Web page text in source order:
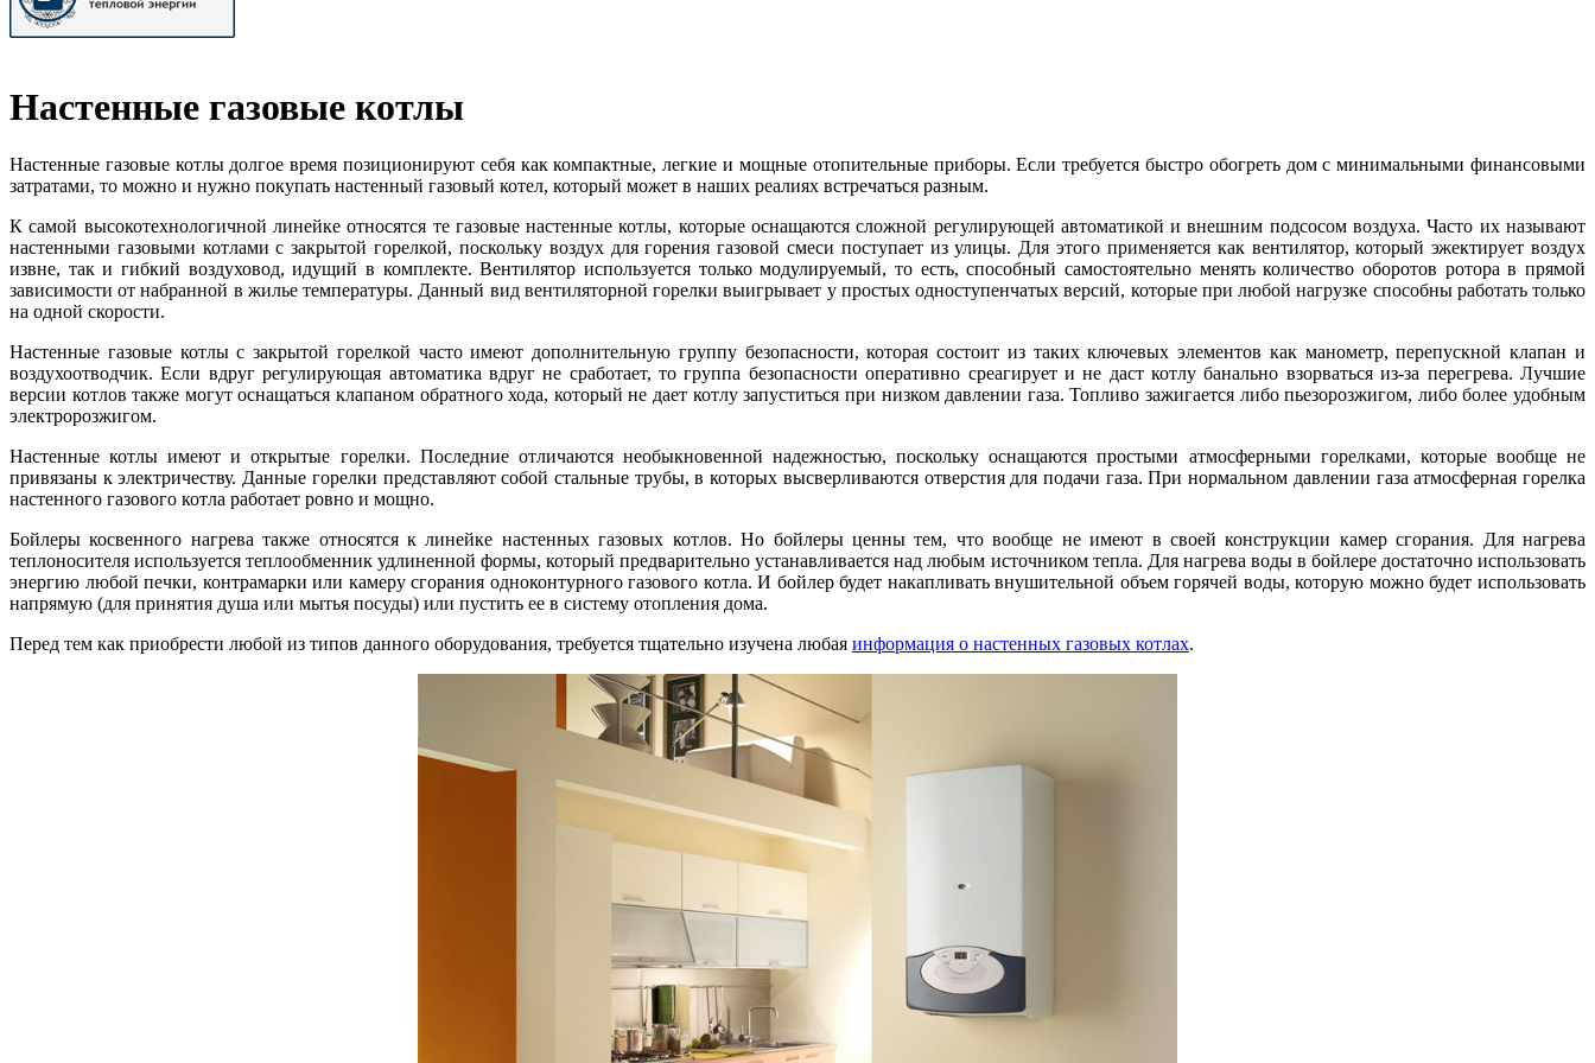
Настенные газовые котлы
Настенные газовые котлы долгое время позиционируют себя как компактные, легкие и мощные отопительные приборы. Если требуется быстро обогреть дом с минимальными финансовыми
затратами, то можно и нужно покупать настенный газовый котел, который может в наших реалиях встречаться разным.
К самой высокотехнологичной линейке относятся те газовые настенные котлы, которые оснащаются сложной регулирующей автоматикой и внешним подсосом воздуха. Часто их называют
настенными газовыми котлами с закрытой горелкой, поскольку воздух для горения газовой смеси поступает из улицы. Для этого применяется как вентилятор, который эжектирует воздух
извне, так и гибкий воздуховод, идущий в комплекте. Вентилятор используется только модулируемый, то есть, способный самостоятельно менять количество оборотов ротора в прямой
зависимости от набранной в жилье температуры. Данный вид вентиляторной горелки выигрывает у простых одноступенчатых версий, которые при любой нагрузке способны работать только
на одной скорости.
Настенные газовые котлы с закрытой горелкой часто имеют дополнительную группу безопасности, которая состоит из таких ключевых элементов как манометр, перепускной клапан и
воздухоотводчик. Если вдруг регулирующая автоматика вдруг не сработает, то группа безопасности оперативно среагирует и не даст котлу банально взорваться из-за перегрева. Лучшие
версии котлов также могут оснащаться клапаном обратного хода, который не дает котлу запуститься при низком давлении газа. Топливо зажигается либо пьезорозжигом, либо более удобным
электророзжигом.
Настенные котлы имеют и открытые горелки. Последние отличаются необыкновенной надежностью, поскольку оснащаются простыми атмосферными горелками, которые вообще не
привязаны к электричеству. Данные горелки представляют собой стальные трубы, в которых высверливаются отверстия для подачи газа. При нормальном давлении газа атмосферная горелка
настенного газового котла работает ровно и мощно.
Бойлеры косвенного нагрева также относятся к линейке настенных газовых котлов. Но бойлеры ценны тем, что вообще не имеют в своей конструкции камер сгорания. Для нагрева
теплоносителя используется теплообменник удлиненной формы, который предварительно устанавливается над любым источником тепла. Для нагрева воды в бойлере достаточно использовать
энергию любой печки, контрамарки или камеру сгорания одноконтурного газового котла. И бойлер будет накапливать внушительной объем горячей воды, которую можно будет использовать
напрямую (для принятия душа или мытья посуды) или пустить ее в систему отопления дома.
Перед тем как приобрести любой из типов данного оборудования, требуется тщательно изучена любая информация о настенных газовых котлах.